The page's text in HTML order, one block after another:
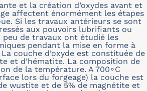
et la création d’oxydes avant et
affectent énormément les étapes
Si les travaux antérieurs se sont
aux pouvoirs lubrifiants ou
peu de travaux ont étudié les
pendant la mise en forme à
couche d’oxyde est constituée de
et d’hématite. La composition de
de la température. A 700∘C
lors du forgeage) la couche est
wustite et de 5% de magnétite et